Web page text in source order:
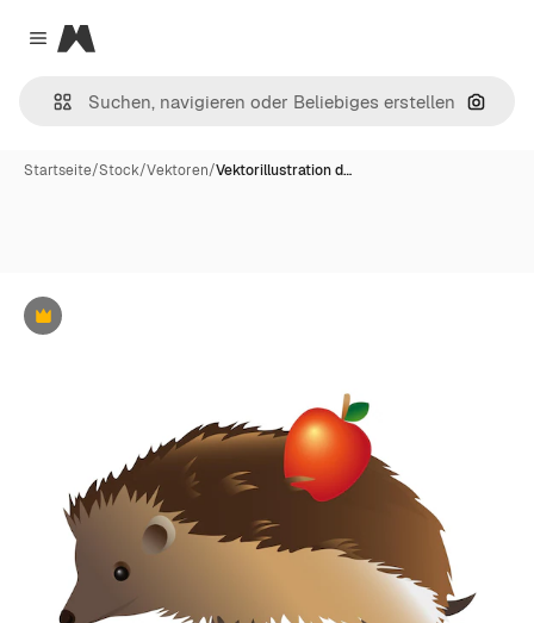
Close menu
Magnific
Nach
Startseite/Stock/Vektoren/Vektorillustration d…
Premium